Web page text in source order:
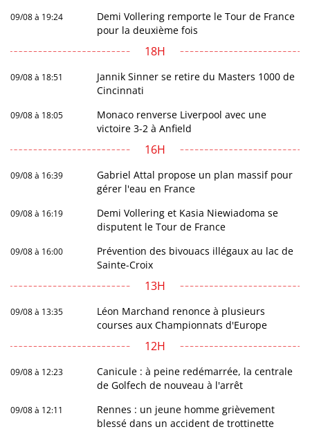
09/08 à 19:24
Demi Vollering remporte le Tour de France
pour la deuxième fois
18H
09/08 à 18:51
Jannik Sinner se retire du Masters 1000 de
Cincinnati
09/08 à 18:05
Monaco renverse Liverpool avec une
victoire 3-2 à Anfield
16H
09/08 à 16:39
Gabriel Attal propose un plan massif pour
gérer l'eau en France
09/08 à 16:19
Demi Vollering et Kasia Niewiadoma se
disputent le Tour de France
09/08 à 16:00
Prévention des bivouacs illégaux au lac de
Sainte-Croix
13H
09/08 à 13:35
Léon Marchand renonce à plusieurs
courses aux Championnats d'Europe
12H
09/08 à 12:23
Canicule : à peine redémarrée, la centrale
de Golfech de nouveau à l'arrêt
09/08 à 12:11
Rennes : un jeune homme grièvement
blessé dans un accident de trottinette